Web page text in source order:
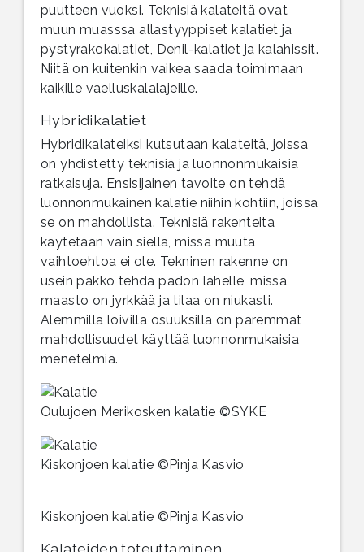
puutteen vuoksi. Teknisiä kalateitä ovat
muun muasssa allastyyppiset kalatiet ja
pystyrakokalatiet, Denil-kalatiet ja kalahissit.
Niitä on kuitenkin vaikea saada toimimaan
kaikille vaelluskalalajeille.
Hybridikalatiet
Hybridikalateiksi kutsutaan kalateitä, joissa
on yhdistetty teknisiä ja luonnonmukaisia
ratkaisuja. Ensisijainen tavoite on tehdä
luonnonmukainen kalatie niihin kohtiin, joissa
se on mahdollista. Teknisiä rakenteita
käytetään vain siellä, missä muuta
vaihtoehtoa ei ole. Tekninen rakenne on
usein pakko tehdä padon lähelle, missä
maasto on jyrkkää ja tilaa on niukasti.
Alemmilla loivilla osuuksilla on paremmat
mahdollisuudet käyttää luonnonmukaisia
menetelmiä.
Oulujoen Merikosken kalatie ©SYKE
Kiskonjoen kalatie ©Pinja Kasvio
Kiskonjoen kalatie ©Pinja Kasvio
Kalateiden toteuttaminen